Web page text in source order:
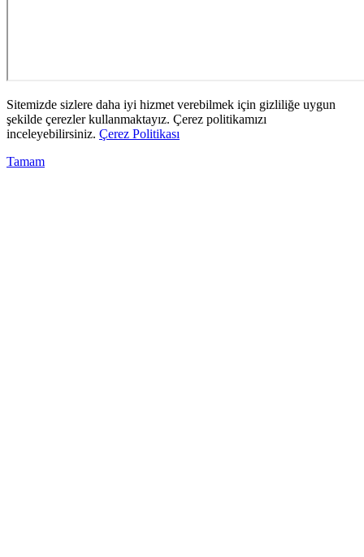
Sitemizde sizlere daha iyi hizmet verebilmek için gizliliğe uygun
şekilde çerezler kullanmaktayız. Çerez politikamızı
inceleyebilirsiniz. Çerez Politikası
Tamam